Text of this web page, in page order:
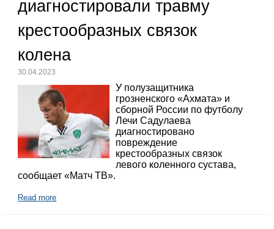
диагностировали травму
крестообразных связок
колена
30.04.2023
У полузащитника
грозненского «Ахмата» и
сборной России по футболу
Лечи Садулаева
диагностировано
повреждение
крестообразных связок
левого коленного сустава,
сообщает «Матч ТВ».
Read more